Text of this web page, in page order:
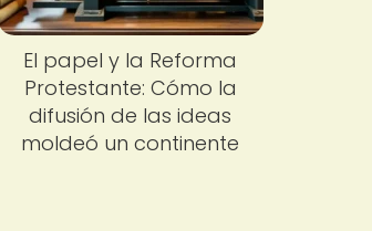
El papel y la Reforma
Protestante: Cómo la
difusión de las ideas
moldeó un continente